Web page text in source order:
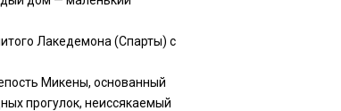
Лакедемона (Спарты) с
Микены, основанный
прогулок, неиссякаемый